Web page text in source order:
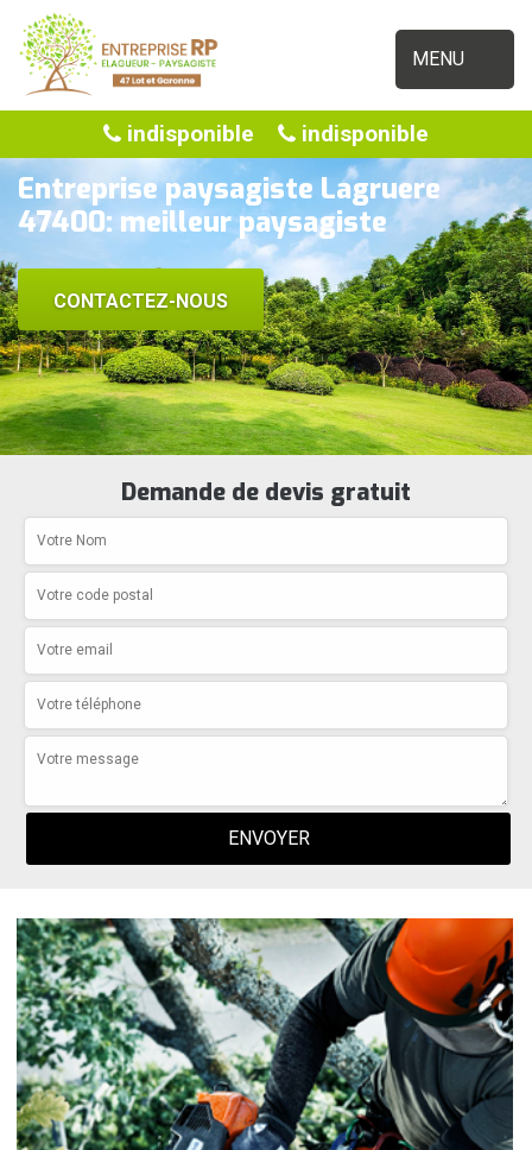
MENU
indisponible indisponible
Entreprise paysagiste Lagruere
47400: meilleur paysagiste
CONTACTEZ-NOUS
Demande de devis gratuit